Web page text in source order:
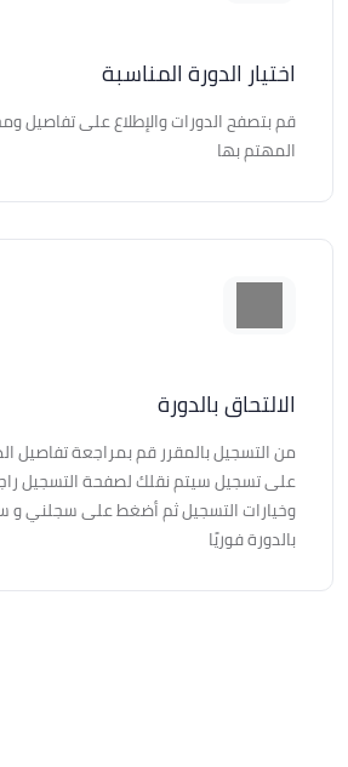
اختيار الدورة المناسبة
قم بتصفح الدورات والإطلاع على تفاصيل
المهتم بها
الالتحاق بالدورة
من التسجيل بالمقرر قم بمراجعة تفاصيل
على تسجيل سيتم نقلك لصفحة التسجيل
وخيارات التسجيل ثم أضغط على سجلني و
بالدورة فوريًا